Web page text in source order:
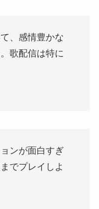
、感情豊かな
歌配信は特に
ンが面白すぎ
でプレイしよ